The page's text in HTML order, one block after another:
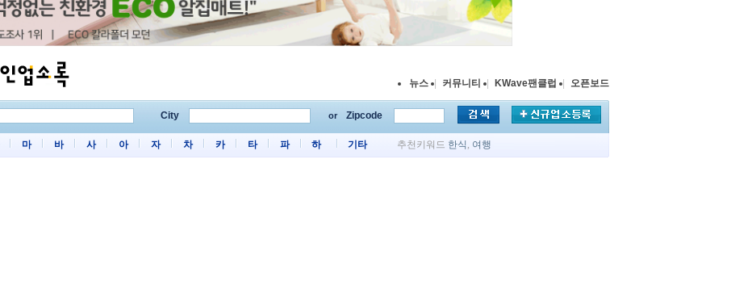
뉴스 커뮤니티 KWave팬클럽 오픈보드
City or Zipcode
마 바 사 아 자 차 카 타 파 하 기타 추천키워드 한식 , 여행